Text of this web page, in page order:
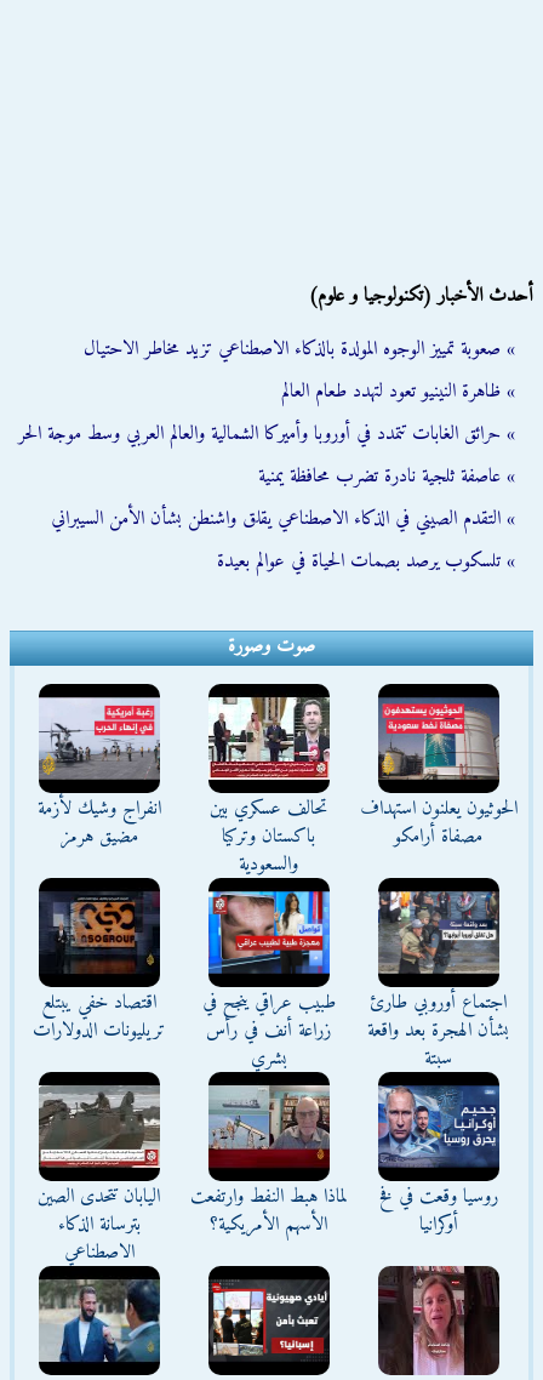
أحدث الأخبار (تكنولوجيا و علوم)
» صعوبة تمييز الوجوه المولدة بالذكاء الاصطناعي تزيد مخاطر الاحتيال
» ظاهرة النينيو تعود لتهدد طعام العالم
» حرائق الغابات تتمدد في أوروبا وأميركا الشمالية والعالم العربي وسط موجة الحر
» عاصفة ثلجية نادرة تضرب محافظة يمنية
» التقدم الصيني في الذكاء الاصطناعي يقلق واشنطن بشأن الأمن السيبراني
» تلسكوب يرصد بصمات الحياة في عوالم بعيدة
صوت وصورة
الحوثيون يعلنون استهداف
مصفاة أرامكو
تحالف عسكري بين
باكستان وتركيا
والسعودية
انفراج وشيك لأزمة
مضيق هرمز
اجتماع أوروبي طارئ
بشأن الهجرة بعد واقعة
سبتة
طبيب عراقي ينجح في
زراعة أنف في رأس
بشري
اقتصاد خفي يبتلع
تريليونات الدولارات
روسيا وقعت في فخ
أوكرانيا
لماذا هبط النفط وارتفعت
الأسهم الأمريكية؟
اليابان تتحدى الصين
بترسانة الذكاء
الاصطناعي